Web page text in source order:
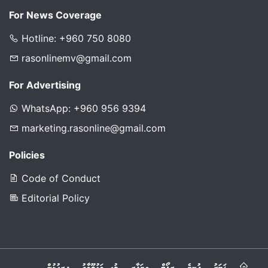
For News Coverage
Hotline: +960 750 8080
rasonlinemv@gmail.com
For Advertising
WhatsApp: +960 956 9394
marketing.rasonline@gmail.com
Policies
Code of Conduct
Editorial Policy